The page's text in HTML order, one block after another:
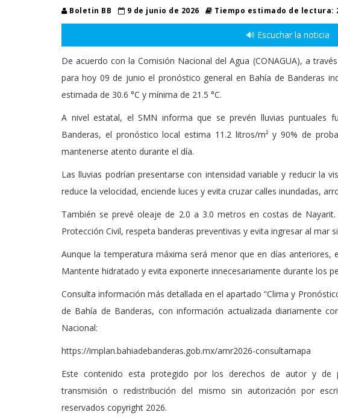
Boletin BB 9 de junio de 2026 Tiempo estimado de lectura:
🔊 Escuchar la noticia
De acuerdo con la Comisión Nacional del Agua (CONAGUA), a
para hoy 09 de junio el pronóstico general en Bahía de Banderas
estimada de 30.6 °C y mínima de 21.5 °C.
A nivel estatal, el SMN informa que se prevén lluvias puntuales
Banderas, el pronóstico local estima 11.2 litros/m² y 90% de
mantenerse atento durante el día.
Las lluvias podrían presentarse con intensidad variable y reducir la
reduce la velocidad, enciende luces y evita cruzar calles inundadas,
También se prevé oleaje de 2.0 a 3.0 metros en costas de
Protección Civil, respeta banderas preventivas y evita ingresar al mar
Aunque la temperatura máxima será menor que en días anteriores,
Mantente hidratado y evita exponerte innecesariamente durante los
Consulta información más detallada en el apartado “Clima y
de Bahía de Banderas, con información actualizada diariamente
Nacional:
https://implan.bahiadebanderas.gob.mx/amr2026-consultamapa
Este contenido esta protegido por los derechos de autor y de
transmisión o redistribución del mismo sin autorización por
reservados copyright 2026.